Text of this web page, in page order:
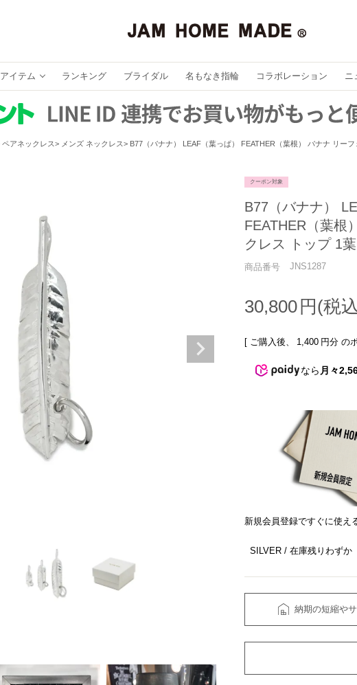
アイテム ランキング ブライダル 名もなき指輪 コラボレーション ニ
ペアネックレス メンズ ネックレス B77（バナナ） LEAF（葉っぱ） FEATHER（葉根） バナナ リーフ
クーポン対象
B77（バナナ）
FEATHER（葉根
クレス トップ 1葉
商品番号 JNS1287
30,800
[ ご購入後、 1,400 円分 の
なら 月々
新規会員登録ですぐに使え
SILVER 在庫残りわずか
納期の短縮や